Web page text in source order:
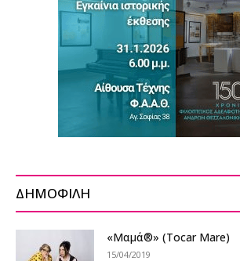
ΔΗΜΟΦΙΛΗ
«Μαμά®» (Τοcar Mare)
15/04/2019